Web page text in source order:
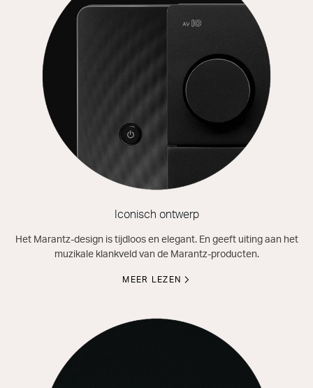
Iconisch ontwerp
Het Marantz-design is tijdloos en elegant. En geeft uiting aan het
muzikale klankveld van de Marantz-producten.
MEER LEZEN